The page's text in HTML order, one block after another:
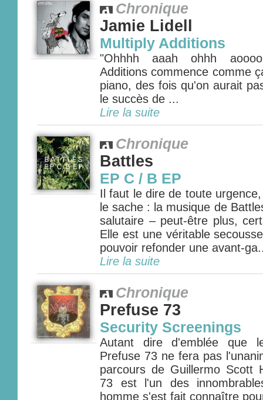
Chronique
Jamie Lidell
Multiply Additions
"Ohhhh aaah ohhh
Additions commence comme
piano, des fois qu'on aurait
le succès de ...
Lire la suite
Chronique
Battles
EP C / B EP
Il faut le dire de toute
le sache : la musique de
salutaire – peut-être plus,
Elle est une véritable
pouvoir refonder une avant-
Lire la suite
Chronique
Prefuse 73
Security Screenings
Autant dire d'emblée que
Prefuse 73 ne fera pas
parcours de Guillermo Scott
73 est l'un des
homme s'est fait connaître